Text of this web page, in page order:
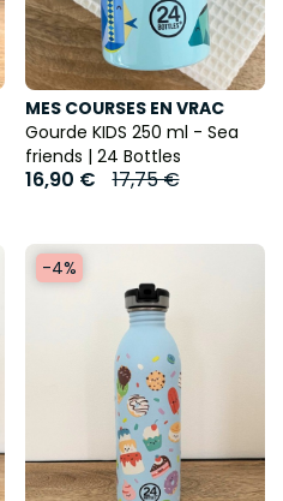
MES COURSES EN VRAC
Gourde KIDS 250 ml - Sea
friends | 24 Bottles
16,90 € 17,75 €
-4%